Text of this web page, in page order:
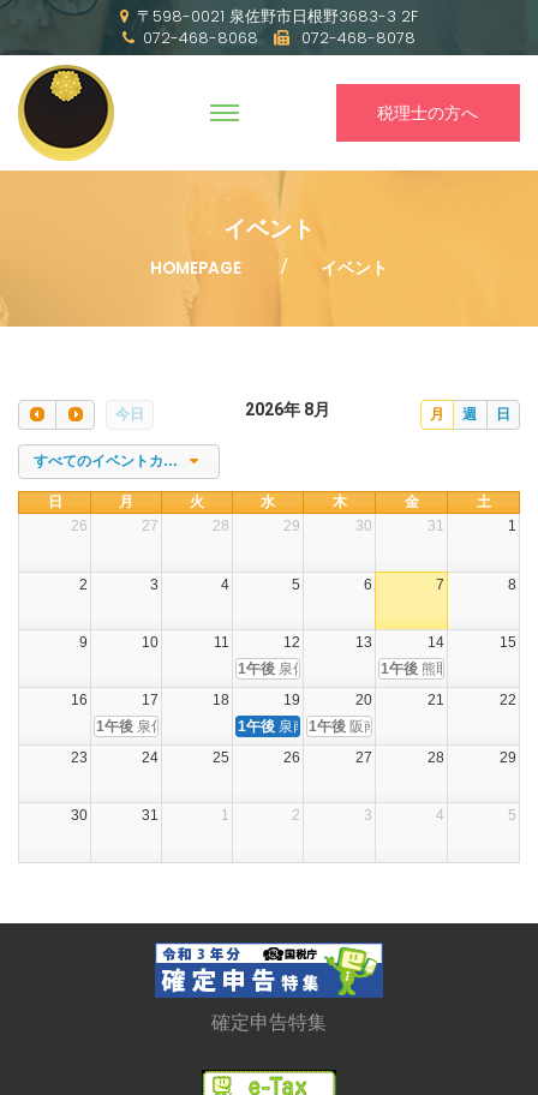
〒598-0021 泉佐野市日根野3683-3 2F
072-468-8068
072-468-8078
税理士の方へ
イベント
HOMEPAGE イベント
今日 月 週 日
2026年 8月
すべてのイベントカテゴリー
日 月 火 水 木 金
土
26
27 28 29 30 31 1
2 3 4 5 6 7 8
9 10 11 12 13 14
15
1午後 泉佐野市役所会場1午後 熊取町役場会場
16 17 18 19 20 21
22
1午後 泉佐野納税協会会場
1午後 泉南市役所会場
1午後 阪南市役所会場
23 24 25 26 27 28 29
30 31 1 2 3 4 5
確定申告特集